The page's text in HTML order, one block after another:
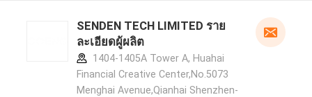
SENDEN TECH LIMITED ราย
ละเอียดผู้ผลิต
1404-1405A Tower A, Huahai
Financial Creative Center,No.5073
Menghai Avenue,Qianhai Shenzhen-